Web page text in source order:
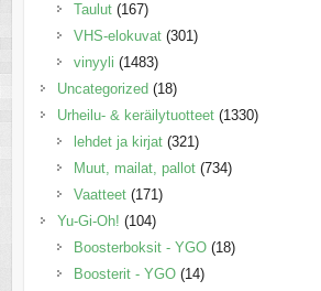
Taulut (167)
VHS-elokuvat (301)
vinyyli (1483)
Uncategorized (18)
Urheilu- & keräilytuotteet (1330)
lehdet ja kirjat (321)
Muut, mailat, pallot (734)
Vaatteet (171)
Yu-Gi-Oh! (104)
Boosterboksit - YGO (18)
Boosterit - YGO (14)